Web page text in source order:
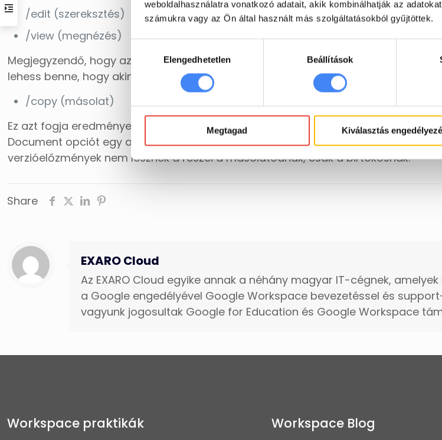
weboldalhasználatra vonatkozó adatait, akik kombinálhatják az
számukra vagy az Ön által használt más szolgáltatásokból gyűjtöttek.
kiválasztásaElengedhetetlen Beállítások
Megtagad Kiválasztás
/edit (szereksztés)
/view (megnézés)
Megjegyzendő, hogy az opcióid attól függően limitáltak, hogy milyen
lehess benne, hogy akinek hozzáférést biztosítottál, tényleg a saját másolattal
/copy (másolat)
Ez azt fogja eredményezni az adott dokumentummal, hogy készítsen egy
Document opciót egy azonos nevű gombbal. A Make a copy gombbal a
verzióelőzmények nem lesznek a részei a másolatodnak, csak a birtokosnak.
Share
EXARO Cloud
Az EXARO Cloud egyike annak a néhány magyar IT-cégnek,
a Google engedélyével Google Workspace bevezetéssel és
vagyunk jogosultak Google for Education és Google Workspace
Workspace praktikák Workspace Blog